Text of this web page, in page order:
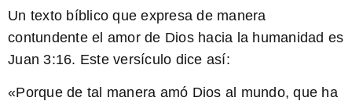
Un texto bíblico que expresa de manera
contundente el amor de Dios hacia la humanidad es
Juan 3:16. Este versículo dice así:
«Porque de tal manera amó Dios al mundo, que ha